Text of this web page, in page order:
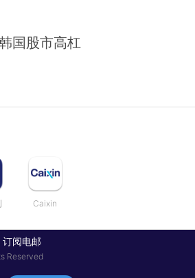
国股市高杠
Caixin
阅电邮
Reserved